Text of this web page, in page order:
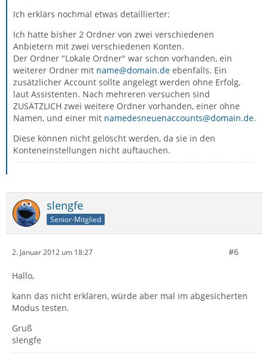
Ich erklärs nochmal etwas detaillierter:
Ich hatte bisher 2 Ordner von zwei verschiedenen
Anbietern mit zwei verschiedenen Konten.
Der Ordner "Lokale Ordner" war schon vorhanden, ein
weiterer Ordner mit name@domain.de ebenfalls. Ein
zusätzlicher Account sollte angelegt werden ohne Erfolg,
laut Assistenten. Nach mehreren versuchen sind
ZUSÄTZLICH zwei weitere Ordner vorhanden, einer ohne
Namen, und einer mit namedesneuenaccounts@domain.de.
Diese können nicht gelöscht werden, da sie in den
Konteneinstellungen nicht auftauchen.
slengfe
Senior-Mitglied
2. Januar 2012 um 18:27 #6
Hallo,
kann das nicht erklären, würde aber mal im abgesicherten
Modus testen.
Gruß
slengfe